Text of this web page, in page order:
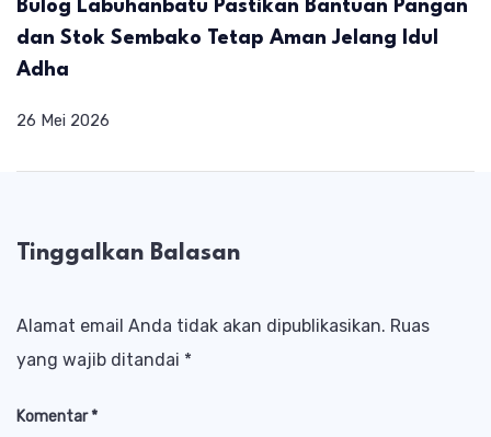
Bulog Labuhanbatu Pastikan Bantuan Pangan
dan Stok Sembako Tetap Aman Jelang Idul
Adha
26 Mei 2026
Tinggalkan Balasan
Alamat email Anda tidak akan dipublikasikan. Ruas
yang wajib ditandai *
Komentar*